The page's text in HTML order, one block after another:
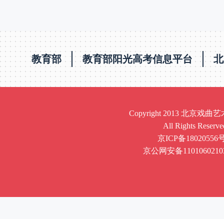
教育部 教育部阳光高考信息平台
Copyright 2013 北京戏曲
All Rights
京ICP备18020556
京公网安备